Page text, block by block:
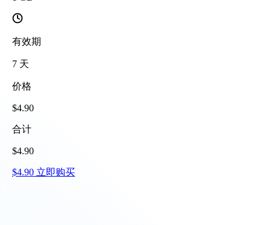
有效期
7 天
价格
$4.90
合计
$4.90
$4.90 立即购买